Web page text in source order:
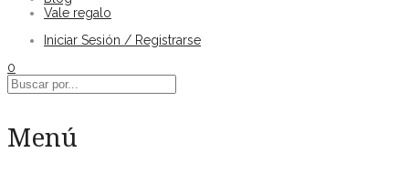
Vale regalo
Iniciar Sesión / Registrarse
0
Menú